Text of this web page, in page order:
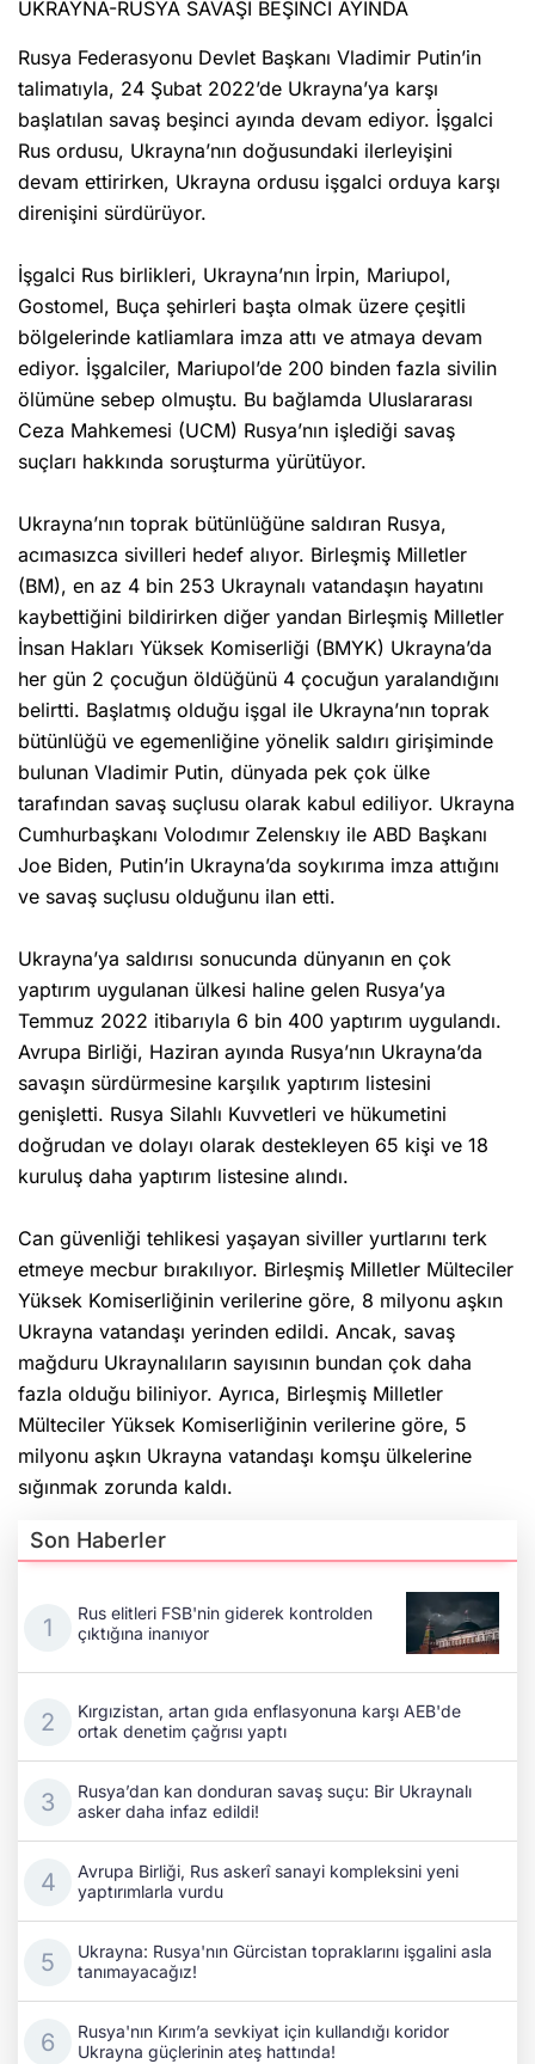
UKRAYNA-RUSYA SAVAŞI BEŞİNCİ AYINDA
Rusya Federasyonu Devlet Başkanı Vladimir Putin’in
talimatıyla, 24 Şubat 2022’de Ukrayna’ya karşı
başlatılan savaş beşinci ayında devam ediyor. İşgalci
Rus ordusu, Ukrayna’nın doğusundaki ilerleyişini
devam ettirirken, Ukrayna ordusu işgalci orduya karşı
direnişini sürdürüyor.
İşgalci Rus birlikleri, Ukrayna’nın İrpin, Mariupol,
Gostomel, Buça şehirleri başta olmak üzere çeşitli
bölgelerinde katliamlara imza attı ve atmaya devam
ediyor. İşgalciler, Mariupol’de 200 binden fazla sivilin
ölümüne sebep olmuştu. Bu bağlamda Uluslararası
Ceza Mahkemesi (UCM) Rusya’nın işlediği savaş
suçları hakkında soruşturma yürütüyor.
Ukrayna’nın toprak bütünlüğüne saldıran Rusya,
acımasızca sivilleri hedef alıyor. Birleşmiş Milletler
(BM), en az 4 bin 253 Ukraynalı vatandaşın hayatını
kaybettiğini bildirirken diğer yandan Birleşmiş Milletler
İnsan Hakları Yüksek Komiserliği (BMYK) Ukrayna’da
her gün 2 çocuğun öldüğünü 4 çocuğun yaralandığını
belirtti. Başlatmış olduğu işgal ile Ukrayna’nın toprak
bütünlüğü ve egemenliğine yönelik saldırı girişiminde
bulunan Vladimir Putin, dünyada pek çok ülke
tarafından savaş suçlusu olarak kabul ediliyor. Ukrayna
Cumhurbaşkanı Volodımır Zelenskıy ile ABD Başkanı
Joe Biden, Putin’in Ukrayna’da soykırıma imza attığını
ve savaş suçlusu olduğunu ilan etti.
Ukrayna’ya saldırısı sonucunda dünyanın en çok
yaptırım uygulanan ülkesi haline gelen Rusya’ya
Temmuz 2022 itibarıyla 6 bin 400 yaptırım uygulandı.
Avrupa Birliği, Haziran ayında Rusya’nın Ukrayna’da
savaşın sürdürmesine karşılık yaptırım listesini
genişletti. Rusya Silahlı Kuvvetleri ve hükumetini
doğrudan ve dolayı olarak destekleyen 65 kişi ve 18
kuruluş daha yaptırım listesine alındı.
Can güvenliği tehlikesi yaşayan siviller yurtlarını terk
etmeye mecbur bırakılıyor. Birleşmiş Milletler Mülteciler
Yüksek Komiserliğinin verilerine göre, 8 milyonu aşkın
Ukrayna vatandaşı yerinden edildi. Ancak, savaş
mağduru Ukraynalıların sayısının bundan çok daha
fazla olduğu biliniyor. Ayrıca, Birleşmiş Milletler
Mülteciler Yüksek Komiserliğinin verilerine göre, 5
milyonu aşkın Ukrayna vatandaşı komşu ülkelerine
sığınmak zorunda kaldı.
Son Haberler
Rus elitleri FSB'nin giderek kontrolden
çıktığına inanıyor
Kırgızistan, artan gıda enflasyonuna karşı AEB'de
ortak denetim çağrısı yaptı
Rusya’dan kan donduran savaş suçu: Bir Ukraynalı
asker daha infaz edildi!
Avrupa Birliği, Rus askerî sanayi kompleksini yeni
yaptırımlarla vurdu
Ukrayna: Rusya'nın Gürcistan topraklarını işgalini asla
tanımayacağız!
Rusya'nın Kırım’a sevkiyat için kullandığı koridor
Ukrayna güçlerinin ateş hattında!